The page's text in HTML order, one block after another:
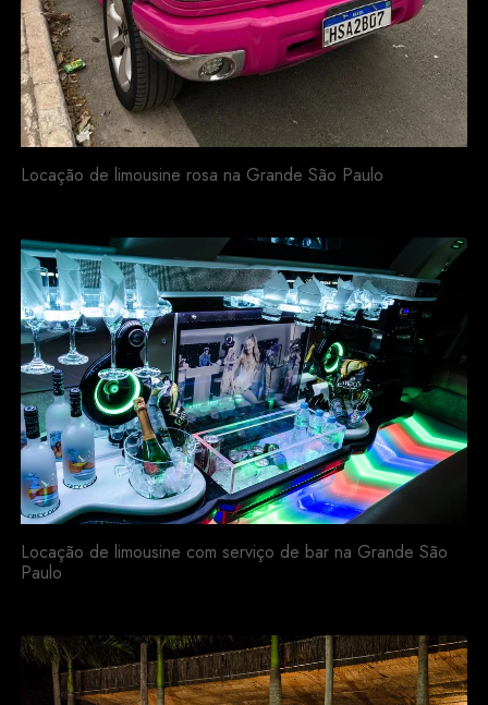
Locação de limousine rosa na Grande São Paulo
Locação de limousine com serviço de bar na Grande São
Paulo